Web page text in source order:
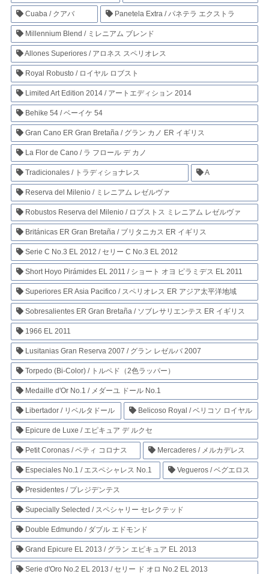
Cuaba / クアバ Panetela Extra / パネテラ エクストラ
Millennium Blend / ミレニアム ブレンド
Allones Superiores / アロネス スペリオレス
Royal Robusto / ロイヤル ロブスト
Limited Art Edition 2014 / アートエディション 2014
Behike 54 / ベーイケ 54
Gran Cano ER Gran Bretaña / グラン カノ ER イギリス
La Flor de Cano / ラ フロール デ カノ
Tradicionales / トラディショナレス A
Reserva del Milenio / ミレニアム レゼルヴァ
Robustos Reserva del Milenio / ロブストス ミレニアム レゼルヴァ
Británicas ER Gran Bretaña / ブリタニカス ER イギリス
Serie C No.3 EL 2012 / セリー C No.3 EL 2012
Short Hoyo Pirámides EL 2011 / ショート オヨ ピラミデス EL 2011
Superiores ER Asia Pacifico / スペリオレス ER アジア太平洋地域
Sobresalientes ER Gran Bretaña / ソブレサリエンテス ER イギリス
1966 EL 2011
Lusitanias Gran Reserva 2007 / グラン レゼルバ 2007
Torpedo (Bi-Color) / トルペド（2色ラッパー）
Medaille d'Or No.1 / メダーユ ドール No.1
Libertador / リベルタドール Belicoso Royal / ベリコソ ロイヤル
Epicure de Luxe / エピキュア デ ルクセ
Petit Coronas / ペティ コロナス Mercaderes / メルカデレス
Especiales No.1 / エスペシャレス No.1 Vegueros / ベグエロス
Presidentes / プレジデンテス
Supecially Selected / スペシャリー セレクテッド
Double Edmundo / ダブル エドモンド
Grand Epicure EL 2013 / グラン エピキュア EL 2013
Serie d'Oro No.2 EL 2013 / セリー ド オロ No.2 EL 2013